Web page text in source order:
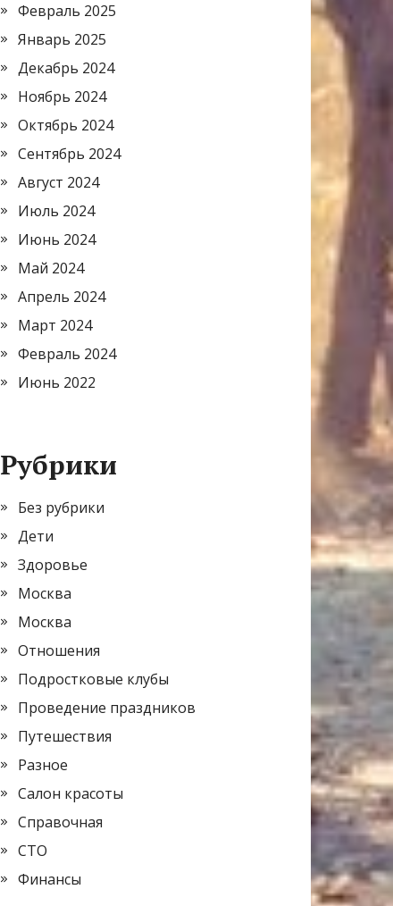
Февраль 2025
Январь 2025
Декабрь 2024
Ноябрь 2024
Октябрь 2024
Сентябрь 2024
Август 2024
Июль 2024
Июнь 2024
Май 2024
Апрель 2024
Март 2024
Февраль 2024
Июнь 2022
Рубрики
Без рубрики
Дети
Здоровье
Москва
Москва
Отношения
Подростковые клубы
Проведение праздников
Путешествия
Разное
Салон красоты
Справочная
СТО
Финансы